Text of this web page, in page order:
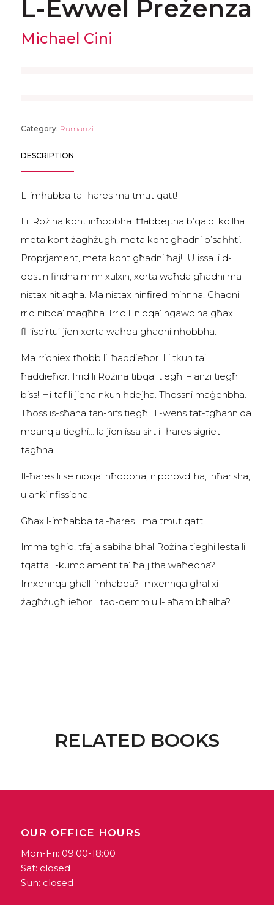
L-Ewwel Preżenza
Michael Cini
Category: Rumanzi
DESCRIPTION
L-imħabba tal-ħares ma tmut qatt!
Lil Rożina kont inħobbha. Ħabbejtha b’qalbi kollha
meta kont żagħżugħ, meta kont għadni b’saħħti.
Proprjament, meta kont għadni ħaj! U issa li d-
destin firidna minn xulxin, xorta waħda għadni ma
nistax nitlaqha. Ma nistax ninfired minnha. Għadni
rrid nibqa’ magħha. Irrid li nibqa’ ngawdiha għax
fl-‘ispirtu’ jien xorta waħda għadni nħobbha.
Ma rridhiex tħobb lil ħaddieħor. Li tkun ta’
ħaddieħor. Irrid li Rożina tibqa’ tiegħi – anzi tiegħi
biss! Hi taf li jiena nkun ħdejha. Tħossni maġenbha.
Tħoss is-sħana tan-nifs tiegħi. Il-wens tat-tgħanniqa
mqanqla tiegħi… la jien issa sirt il-ħares sigriet
tagħha.
Il-ħares li se nibqa’ nħobbha, nipprovdilha, inħarisha,
u anki nfissidha.
Għax l-imħabba tal-ħares… ma tmut qatt!
Imma tgħid, tfajla sabiħa bħal Rożina tiegħi lesta li
tqatta’ l-kumplament ta’ ħajjitha waħedha?
Imxennqa għall-imħabba? Imxennqa għal xi
żagħżugħ ieħor… tad-demm u l-laħam bħalha?…
RELATED BOOKS
OUR OFFICE HOURS
Mon-Fri: 09:00-18:00
Sat: closed
Sun: closed